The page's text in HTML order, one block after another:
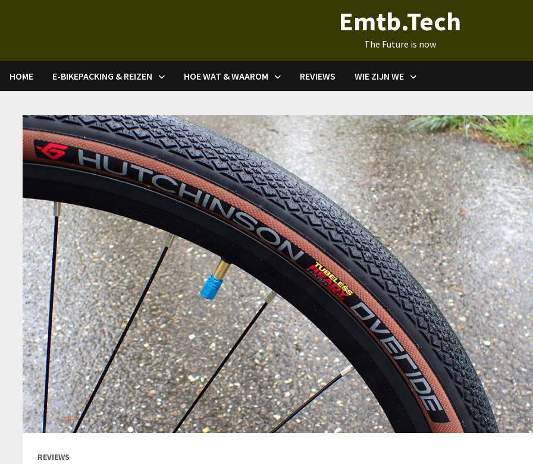
Emtb.Tech
The Future is now
HOME E-BIKEPACKING & REIZEN HOE WAT & WAAROM REVIEWS WIE ZIJN WE
REVIEWS